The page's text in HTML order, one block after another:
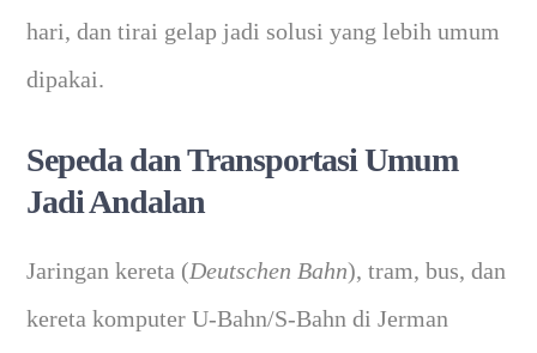
hari, dan tirai gelap jadi solusi yang lebih umum
dipakai.
Sepeda dan Transportasi Umum
Jadi Andalan
Jaringan kereta (Deutschen Bahn), tram, bus, dan
kereta komputer U-Bahn/S-Bahn di Jerman